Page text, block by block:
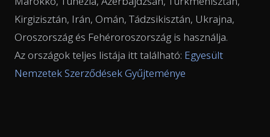
Kirgizisztán, Irán, Omán, Tádzsikisztán, Ukrajna,
Oroszország és Fehéroroszország is használja.
Az országok teljes listája itt található: Egyesült
Nemzetek Szerződések Gyűjteménye